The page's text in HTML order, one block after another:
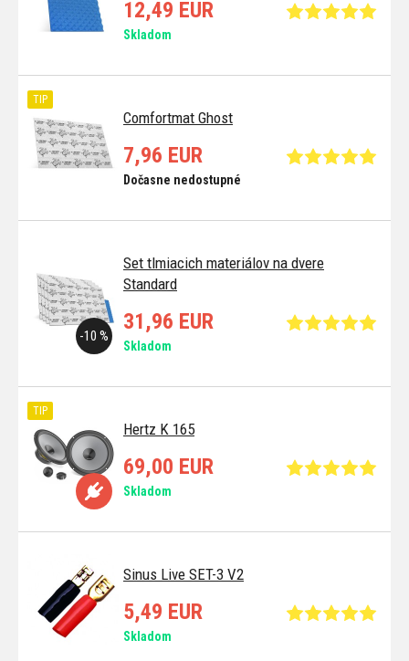
12,49 EUR
Skladom
Comfortmat Ghost
TIP
7,96 EUR
Dočasne nedostupné
Set tlmiacich materiálov na dvere
Standard
-10 %
31,96 EUR
Skladom
Hertz K 165
TIP
69,00 EUR
Skladom
Sinus Live SET-3 V2
5,49 EUR
Skladom